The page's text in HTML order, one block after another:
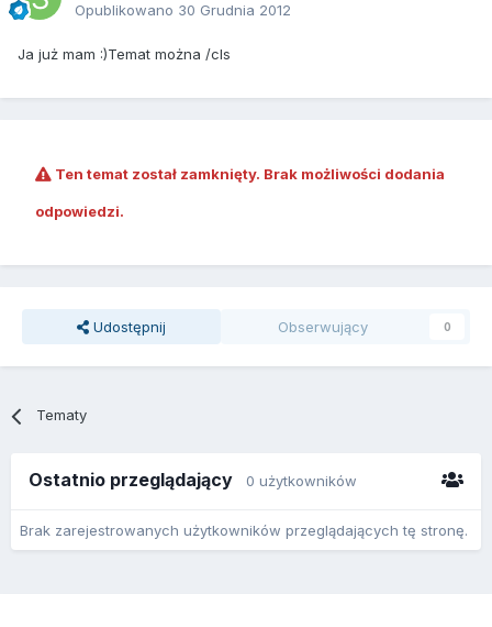
Opublikowano 30 Grudnia 2012
Ja już mam :)Temat można /cls
Ten temat został zamknięty. Brak możliwości dodania
odpowiedzi.
Udostępnij Obserwujący 0
Tematy
Ostatnio przeglądający 0 użytkowników
Brak zarejestrowanych użytkowników przeglądających tę stronę.